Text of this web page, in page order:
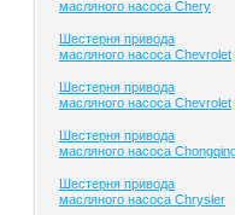
масляного насоса Chery
Шестерня привода
масляного насоса Chevrolet
Шестерня привода
масляного насоса Chevrolet
Шестерня привода
масляного насоса
Шестерня привода
масляного насоса Chrysler